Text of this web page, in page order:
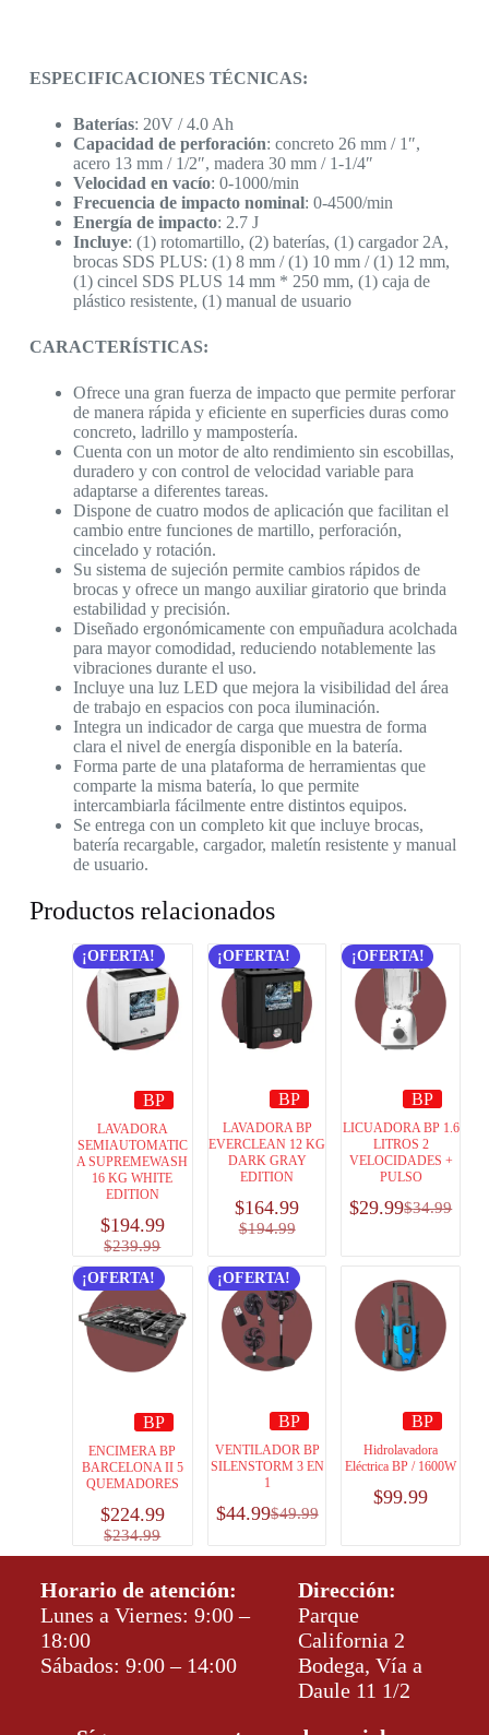
ESPECIFICACIONES TÉCNICAS:
Baterías: 20V / 4.0 Ah
Capacidad de perforación: concreto 26 mm / 1″,
acero 13 mm / 1/2″, madera 30 mm / 1-1/4″
Velocidad en vacío: 0-1000/min
Frecuencia de impacto nominal: 0-4500/min
Energía de impacto: 2.7 J
Incluye: (1) rotomartillo, (2) baterías, (1) cargador 2A,
brocas SDS PLUS: (1) 8 mm / (1) 10 mm / (1) 12 mm,
(1) cincel SDS PLUS 14 mm * 250 mm, (1) caja de
plástico resistente, (1) manual de usuario
CARACTERÍSTICAS:
Ofrece una gran fuerza de impacto que permite perforar
de manera rápida y eficiente en superficies duras como
concreto, ladrillo y mampostería.
Cuenta con un motor de alto rendimiento sin escobillas,
duradero y con control de velocidad variable para
adaptarse a diferentes tareas.
Dispone de cuatro modos de aplicación que facilitan el
cambio entre funciones de martillo, perforación,
cincelado y rotación.
Su sistema de sujeción permite cambios rápidos de
brocas y ofrece un mango auxiliar giratorio que brinda
estabilidad y precisión.
Diseñado ergonómicamente con empuñadura acolchada
para mayor comodidad, reduciendo notablemente las
vibraciones durante el uso.
Incluye una luz LED que mejora la visibilidad del área
de trabajo en espacios con poca iluminación.
Integra un indicador de carga que muestra de forma
clara el nivel de energía disponible en la batería.
Forma parte de una plataforma de herramientas que
comparte la misma batería, lo que permite
intercambiarla fácilmente entre distintos equipos.
Se entrega con un completo kit que incluye brocas,
batería recargable, cargador, maletín resistente y manual
de usuario.
Productos relacionados
¡OFERTA!
BP
LAVADORA
SEMIAUTOMATIC
A SUPREMEWASH
16 KG WHITE
EDITION
$239.99
$194.99
¡OFERTA!
BP
LAVADORA BP
EVERCLEAN 12 KG
DARK GRAY
EDITION
$194.99
$164.99
¡OFERTA!
BP
LICUADORA BP 1.6
LITROS 2
VELOCIDADES +
PULSO
$34.99
$29.99
¡OFERTA!
BP
ENCIMERA BP
BARCELONA II 5
QUEMADORES
$234.99
$224.99
¡OFERTA!
BP
VENTILADOR BP
SILENSTORM 3 EN
1
$49.99
$44.99
BP
Hidrolavadora
Eléctrica BP / 1600W
$99.99
Horario de atención:
Lunes a Viernes: 9:00 –
18:00
Sábados: 9:00 – 14:00
Dirección:
Parque
California 2
Bodega, Vía a
Daule 11 1/2